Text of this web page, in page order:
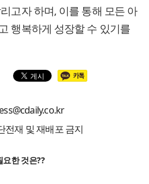
고자 하며, 이를 통해 모든 아
행복하게 성장할 수 있기를
재 및 재배포 금지
한 것은??